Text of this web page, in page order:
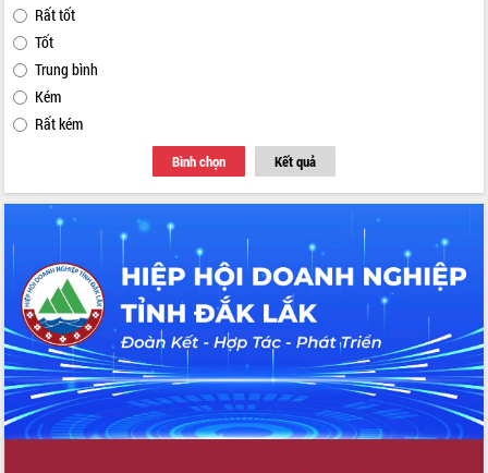
Rất tốt
Tốt
Trung bình
Kém
Rất kém
Bình chọn Kết quả